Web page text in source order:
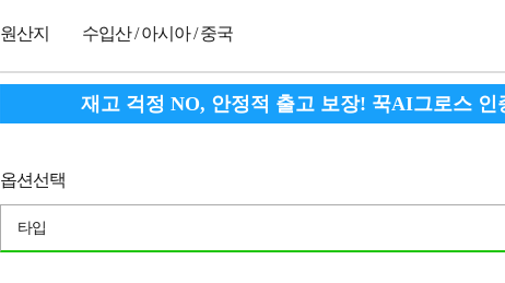
원산지 수입산 / 아시아 / 중국
재고 걱정 NO, 안정적 출고 보장! 꾹AI그로스 인
옵션선택
타입